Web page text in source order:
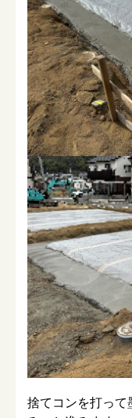
捨てコンを打って